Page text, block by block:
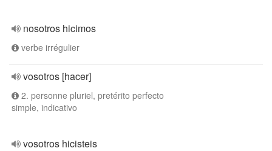
nosotros hicimos
verbe irrégulier
vosotros [hacer]
2. personne pluriel, pretérito perfecto
simple, indicativo
vosotros hicisteis